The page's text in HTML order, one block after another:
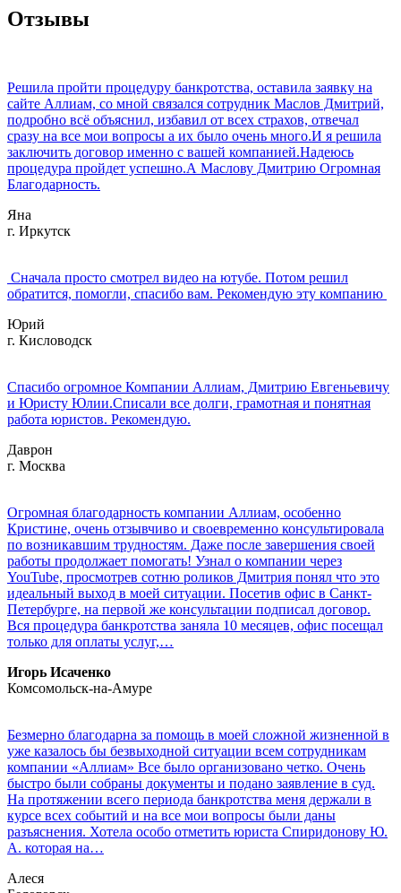
Отзывы
Решила пройти процедуру банкротства, оставила заявку на
сайте Аллиам, со мной связался сотрудник Маслов Дмитрий,
подробно всё объяснил, избавил от всех страхов, отвечал
сразу на все мои вопросы а их было очень много.И я решила
заключить договор именно с вашей компанией.Надеюсь
процедура пройдет успешно.А Маслову Дмитрию Огромная
Благодарность.
Яна
г. Иркутск
Сначала просто смотрел видео на ютубе. Потом решил
обратится, помогли, спасибо вам. Рекомендую эту компанию
Юрий
г. Кисловодск
Спасибо огромное Компании Аллиам, Дмитрию Евгеньевичу
и Юристу Юлии.Списали все долги, грамотная и понятная
работа юристов. Рекомендую.
Даврон
г. Москва
Огромная благодарность компании Аллиам, особенно
Кристине, очень отзывчиво и своевременно консультировала
по возникавшим трудностям. Даже после завершения своей
работы продолжает помогать! Узнал о компании через
YouTube, просмотрев сотню роликов Дмитрия понял что это
идеальный выход в моей ситуации. Посетив офис в Санкт-
Петербурге, на первой же консультации подписал договор.
Вся процедура банкротства заняла 10 месяцев, офис посещал
только для оплаты услуг,…
Игорь Исаченко
Комсомольск-на-Амурe
Безмерно благодарна за помощь в моей сложной жизненной в
уже казалось бы безвыходной ситуации всем сотрудникам
компании «Аллиам» Все было организовано четко. Очень
быстро были собраны документы и подано заявление в суд.
На протяжении всего периода банкротства меня держали в
курсе всех событий и на все мои вопросы были даны
разъяснения. Хотела особо отметить юриста Спиридонову Ю.
А. которая на…
Алеся